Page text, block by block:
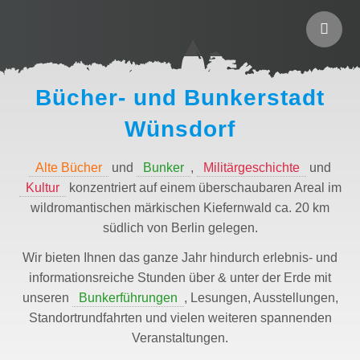
Bücher- und Bunkerstadt
Wünsdorf
Alte Bücher und Bunker , Militärgeschichte
und
Kultur
konzentriert auf einem überschaubaren Areal im
wildromantischen märkischen Kiefernwald ca. 20 km
südlich von Berlin gelegen.
Wir bieten Ihnen das ganze Jahr hindurch erlebnis- und
informationsreiche Stunden über & unter der Erde mit
unseren
Bunkerführungen , Lesungen, Ausstellungen,
Standortrundfahrten und vielen weiteren spannenden
Veranstaltungen.